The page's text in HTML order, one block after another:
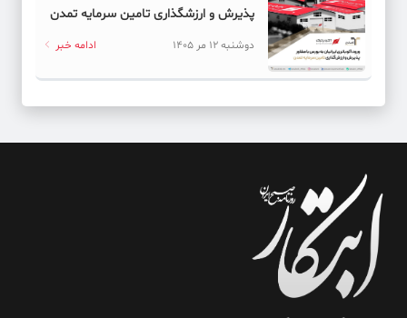
پذیرش و ارزشگذاری تامین سرمایه تمدن
دوشنبه 12 مر 1405 ادامه خبر